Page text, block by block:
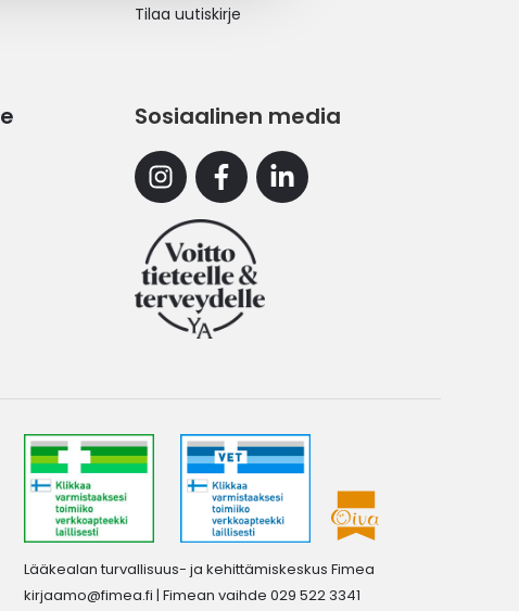
Tilaa uutiskirje
Sosiaalinen media
InstagramFacebookLinkedin
Lääkealan turvallisuus- ja kehittämiskeskus Fimea
kirjaamo@fimea.fi | Fimean vaihde 029 522 3341